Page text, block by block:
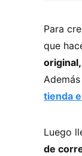
Para
que
tienda
Luego
de